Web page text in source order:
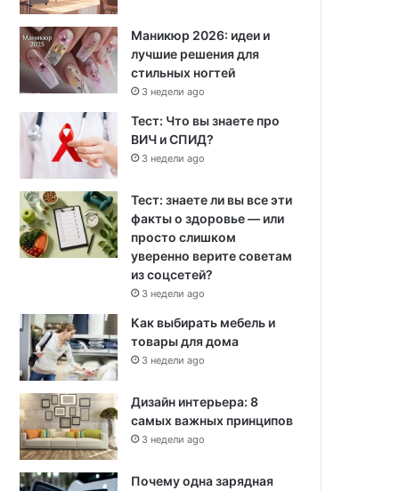
Маникюр 2026: идеи и
лучшие решения для
стильных ногтей
3 недели ago
Тест: Что вы знаете про
ВИЧ и СПИД?
3 недели ago
Тест: знаете ли вы все эти
факты о здоровье — или
просто слишком
уверенно верите советам
из соцсетей?
3 недели ago
Как выбирать мебель и
товары для дома
3 недели ago
Дизайн интерьера: 8
самых важных принципов
3 недели ago
Почему одна зарядная